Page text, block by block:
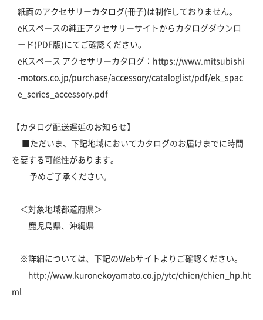
紙面のアクセサリーカタログ(冊子)は制作しておりません。
eKスペースの純正アクセサリーサイトからカタログダウンロ
ード(PDF版)にてご確認ください。
eKスペース アクセサリーカタログ： https://www.mitsubishi
-motors.co.jp/purchase/accessory/cataloglist/pdf/ek_spac
e_series_accessory.pdf
【カタログ配送遅延のお知らせ】
■ただいま、下記地域においてカタログのお届けまでに時間
を要する可能性があります。
予めご了承ください。
＜対象地域都道府県＞
鹿児島県、沖縄県
※詳細については、下記のWebサイトよりご確認ください。
http://www.kuronekoyamato.co.jp/ytc/chien/chien_hp.ht
ml